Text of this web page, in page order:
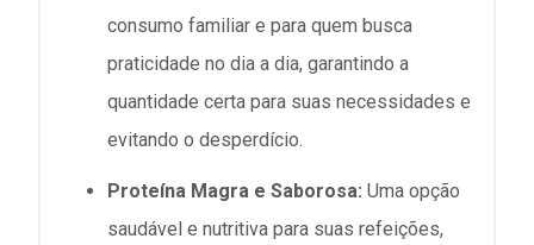
consumo familiar e para quem busca
praticidade no dia a dia, garantindo a
quantidade certa para suas necessidades e
evitando o desperdício.
Proteína Magra e Saborosa: Uma opção
saudável e nutritiva para suas refeições,